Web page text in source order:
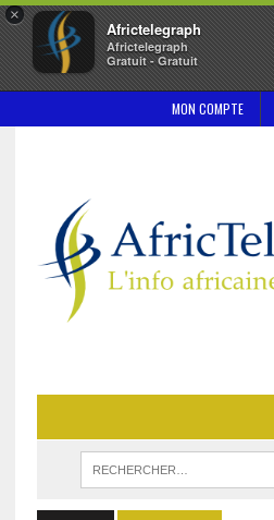
×
Africtelegraph
Africtelegraph
Gratuit - Gratuit
MON COMPTE